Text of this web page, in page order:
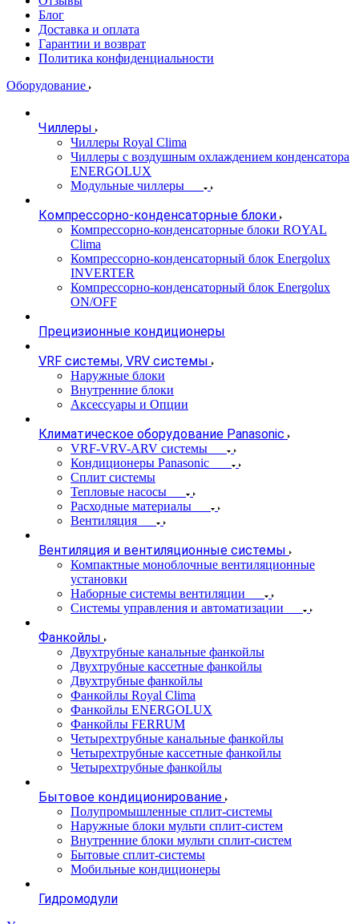
Блог
Доставка и оплата
Гарантии и возврат
Политика конфиденциальности
Оборудование
Чиллеры
Чиллеры Royal Clima
Чиллеры с воздушным охлаждением конденсатора
ENERGOLUX
Модульные чиллеры
Компрессорно-конденсаторные блоки
Компрессорно-конденсаторные блоки ROYAL
Clima
Компрессорно-конденсаторный блок Energolux
INVERTER
Компрессорно-конденсаторный блок Energolux
ON/OFF
Прецизионные кондиционеры
VRF системы, VRV системы
Наружные блоки
Внутренние блоки
Аксессуары и Опции
Климатическое оборудование Panasonic
VRF-VRV-ARV системы
Кондиционеры Panasonic
Сплит системы
Тепловые насосы
Расходные материалы
Вентиляция
Вентиляция и вентиляционные системы
Компактные моноблочные вентиляционные
установки
Наборные системы вентиляции
Системы управления и автоматизации
Фанкойлы
Двухтрубные канальные фанкойлы
Двухтрубные кассетные фанкойлы
Двухтрубные фанкойлы
Фанкойлы Royal Clima
Фанкойлы ENERGOLUX
Фанкойлы FERRUM
Четырехтрубные канальные фанкойлы
Четырехтрубные кассетные фанкойлы
Четырехтрубные фанкойлы
Бытовое кондиционирование
Полупромышленные сплит-системы
Наружные блоки мульти сплит-систем
Внутренние блоки мульти сплит-систем
Бытовые сплит-системы
Мобильные кондиционеры
Гидромодули